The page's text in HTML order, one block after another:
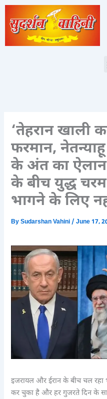
Skip
content
‘तेहरान खाली
फरमान,
के अंत का
के बीच युद्ध
भागने के लिए
BySudarshan Vahini/June 17,
इजरायल और ईरान के बीच चल
कर चुका है और हर गुजरते दिन के